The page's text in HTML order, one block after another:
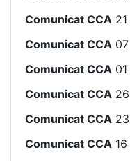
Comunicat CCA
Comunicat CCA
Comunicat CCA
Comunicat CCA
Comunicat CCA
Comunicat CCA